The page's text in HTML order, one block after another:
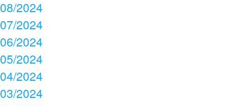
08/2024
07/2024
06/2024
05/2024
04/2024
03/2024